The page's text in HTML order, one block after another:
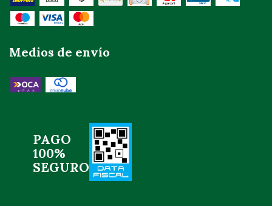
Medios de envío
PAGO
100%
SEGURO